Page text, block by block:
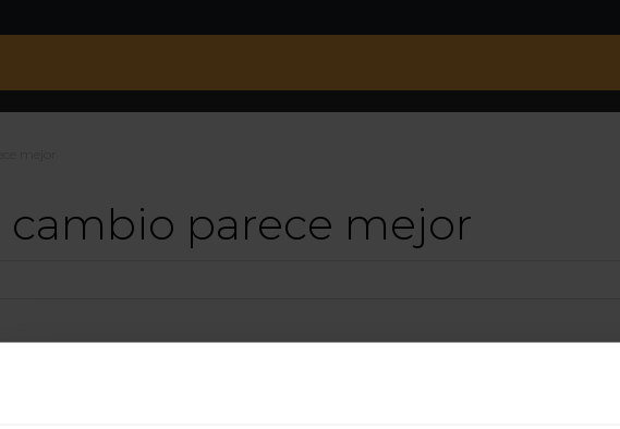
parece mejor
tu dormias en un muelles que no son nada adaptabes. entonces por malo que sea el latex
que estes encantado